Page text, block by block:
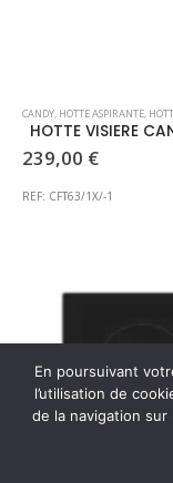
CANDY, HOTTE ASPIRANTE,
HOTTE VISIERE
239,00 €
REF: CFT63/1X/-1
En poursuivant
l’utilisation de
de la navigation